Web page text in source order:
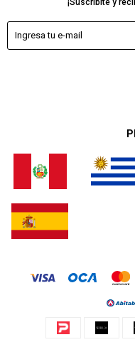
¡Suscribite y